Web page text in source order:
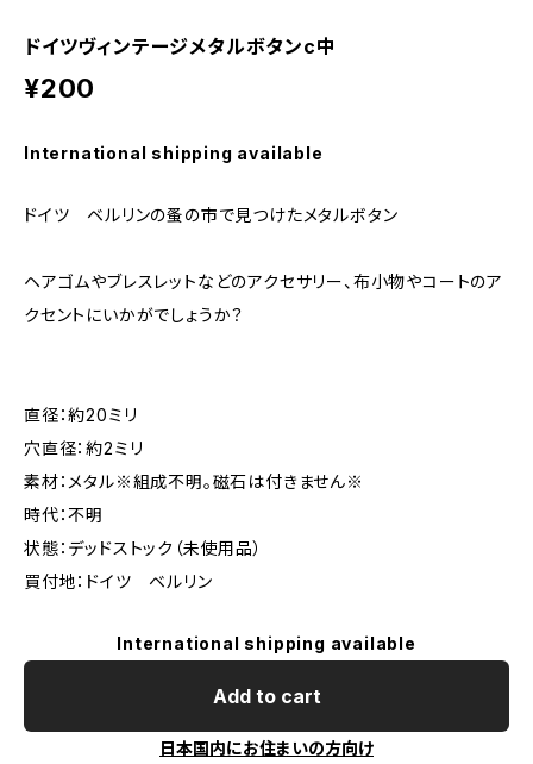
ドイツヴィンテージメタルボタンc中
¥200
International shipping available
ドイツ ベルリンの蚤の市で見つけたメタルボタン
ヘアゴムやブレスレットなどのアクセサリー、布小物やコートのア
クセントにいかがでしょうか？
直径：約20ミリ
穴直径：約2ミリ
素材：メタル※組成不明。磁石は付きません※
時代：不明
状態：デッドストック（未使用品）
買付地：ドイツ ベルリン
International shipping available
Add to cart
日本国内にお住まいの方向け